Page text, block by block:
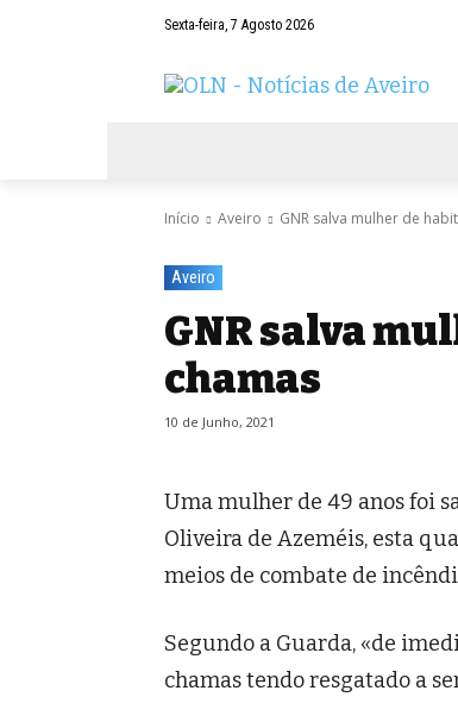
Sexta-feira, 7 Agosto 2026
Início Aveiro GNR salva mulher de
Aveiro
GNR salva
chamas
10 de Junho, 2021
Uma mulher de 49 anos foi
Oliveira de Azeméis, esta
meios de combate de
Segundo a Guarda, «de
chamas tendo resgatado a